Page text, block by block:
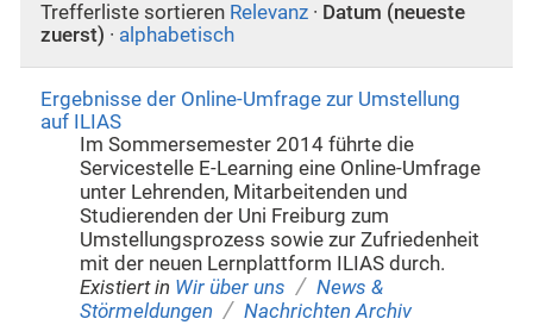
Trefferliste sortieren Relevanz · Datum (neueste
zuerst) · alphabetisch
Ergebnisse der Online-Umfrage zur Umstellung
auf ILIAS
Im Sommersemester 2014 führte die
Servicestelle E-Learning eine Online-Umfrage
unter Lehrenden, Mitarbeitenden und
Studierenden der Uni Freiburg zum
Umstellungsprozess sowie zur Zufriedenheit
mit der neuen Lernplattform ILIAS durch.
Existiert in Wir über uns / News &
Störmeldungen / Nachrichten Archiv